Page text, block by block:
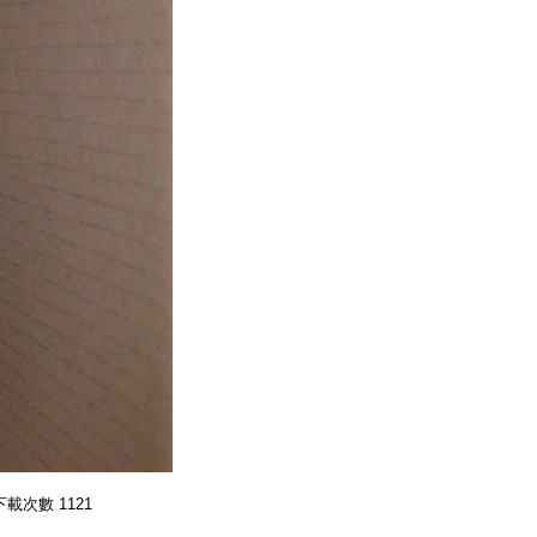
載次數 1121